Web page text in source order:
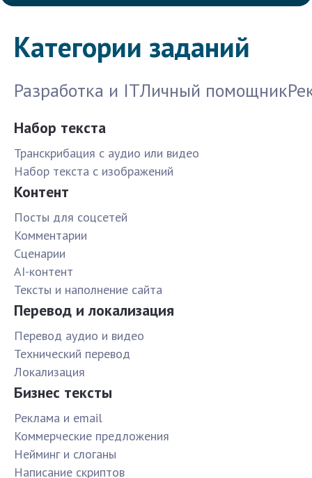
Категории заданий
Разработка и ITЛичный помощник
Набор текста
Транскрибация с аудио или видео
Набор текста с изображений
Контент
Посты для соцсетей
Комментарии
Сценарии
AI-контент
Тексты и наполнение сайта
Перевод и локализация
Перевод аудио и видео
Технический перевод
Локализация
Бизнес тексты
Реклама и email
Коммерческие предложения
Нейминг и слоганы
Написание скриптов